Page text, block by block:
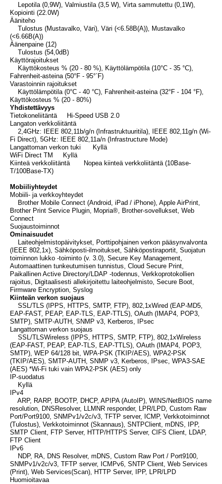
Lepotila (0,9W), Valmiustila (3,5 W), Virta sammutettu (0,1W),
Kopiointi (22.0W)
Ääniteho
Tulostus (Mustavalko, Väri), Väri (<6.58B(A)), Mustavalko
(<6.66B(A))
Äänenpaine (12)
Tulostus (54,0dB)
Käyttörajoitukset
Käyttökosteus % (20 - 80 %), Käyttölämpötila (10°C - 35 °C),
Fahrenheit-asteina (50°F - 95°`F)
Varastoinnin rajoitukset
Käyttölämpötila (0°C - 40 °C), Fahrenheit-asteina (32°F - 104 °F),
Käyttökosteus % (20 - 80%)
Yhdistettävyys
Tietokoneliitäntä Hi-Speed USB 2.0
Langaton verkkoliitäntä
2,4GHz: IEEE 802,11b/g/n (Infrastruktuuritila), IEEE 802,11g/n (Wi-
Fi Direct), 5GHz: IEEE 802,11a/n (Infrastructure Mode)
Langattoman verkon tuki Kyllä
WiFi Direct TM Kyllä
Kiinteä verkkoliitäntä Nopea kiinteä verkkoliitäntä (10Base-
T/100Base-TX)
Mobiiliyhteydet
Mobiili- ja verkkoyhteydet
Brother Mobile Connect (Android, iPad / iPhone), Apple AirPrint,
Brother Print Service Plugin, Mopria®, Brother-sovellukset, Web
Connect
Suojaustoiminnot
Ominaisuudet
Laiteohjelmistopäivitykset, Porttipohjainen verkon pääsynvalvonta
(IEEE 802,1x), Sähköposti-ilmoitukset, Sähköpostiraportit, Suojatun
toiminnon lukko -toiminto (v. 3.0), Secure Key Management,
Automaattinen tunkeutumisen tunnistus, Cloud Secure Print,
Paikallinen Active Directory/LDAP -todennus, Verkkoprotokollien
rajoitus, Digitaalisesti allekirjoitettu laiteohjelmisto, Secure Boot,
Firmware Encryption, Syslog
Kiinteän verkon suojaus
SSL/TLS (IPPS, HTTPS, SMTP, FTP), 802,1xWired (EAP-MD5,
EAP-FAST, PEAP, EAP-TLS, EAP-TTLS), OAuth (IMAP4, POP3,
SMTP), SMTP-AUTH, SNMP v3, Kerberos, IPsec
Langattoman verkon suojaus
SSL/TLSWireless (IPPS, HTTPS, SMTP, FTP), 802,1xWireless
(EAP-FAST, PEAP, EAP-TLS, EAP-TTLS), OAuth (IMAP4, POP3,
SMTP), WEP 64/128 bit, WPA-PSK (TKIP/AES), WPA2-PSK
(TKIP/AES), SMTP-AUTH, SNMP v3, Kerberos, IPsec, WPA3-SAE
(AES) *Wi-Fi tuki vain WPA2-PSK (AES) only
IP-suodatus
Kyllä
IPv4
ARP, RARP, BOOTP, DHCP, APIPA (AutoIP), WINS/NetBIOS name
resolution, DNSResolver, LLMNR responder, LPR/LPD, Custom Raw
Port/Port9100, SNMPv1/v2c/v3, TFTP server, ICMP, Verkkotoiminnot
(Tulostus), Verkkotoiminnot (Skannaus), SNTPClient, mDNS, IPP,
SMTP Client, FTP Server, HTTP/HTTPS Server, CIFS Client, LDAP,
FTP Client
IPv6
NDP, RA, DNS Resolver, mDNS, Custom Raw Port / Port9100,
SNMPv1/v2c/v3, TFTP server, ICMPv6, SNTP Client, Web Services
(Print), Web Services(Scan), HTTP Server, IPP, LPR/LPD
Huomioitavaa